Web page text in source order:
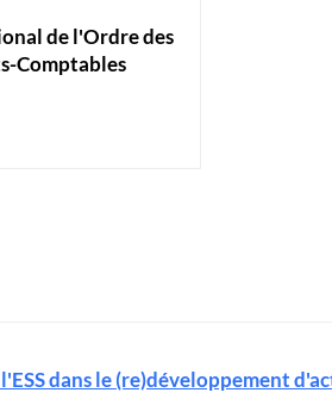
de l'Ordre des
Comptables
dans le (re)développement